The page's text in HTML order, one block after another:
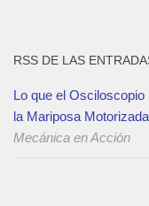
RSS DE LAS
Lo que el
la Mariposa Motorizada
Mecánica en Acción